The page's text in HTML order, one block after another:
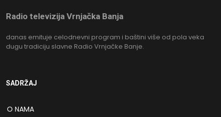
Radio televizija Vrnjačka Banja
danas emituje celodnevni program i baštini više od pola veka
dugu tradiciju slavne Radio Vrnjačke Banje.
SADRŽAJ
O NAMA